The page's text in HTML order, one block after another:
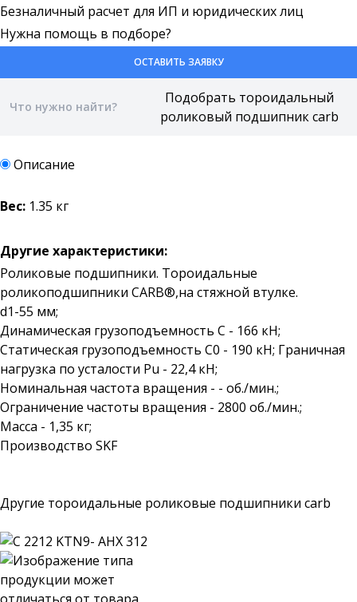
Безналичный расчет для ИП и юридических лиц
Нужна помощь в подборе?
ОСТАВИТЬ ЗАЯВКУ
Описание
Вес: 1.35 кг
Другие характеристики:
Роликовые подшипники. Тороидальные
роликоподшипники CARB®,на стяжной втулке.
d1-55 мм;
Динамическая грузоподъемность C - 166 кН;
Статическая грузоподъемность C0 - 190 кН; Граничная
нагрузка по усталости Pu - 22,4 кН;
Номинальная частота вращения - - об./мин.;
Ограничение частоты вращения - 2800 об./мин.;
Масса - 1,35 кг;
Производство SKF
Другие тороидальные роликовые подшипники carb